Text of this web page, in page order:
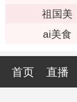
祖国美
ai美食
首页 直播